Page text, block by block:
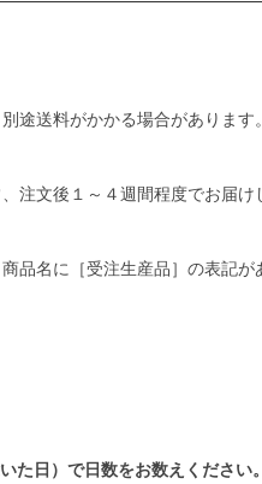
途送料がかかる場合がありま
注文後１～４週間程度でお届
品名に［受注生産品］の表記が
日）で日数をお数えください。